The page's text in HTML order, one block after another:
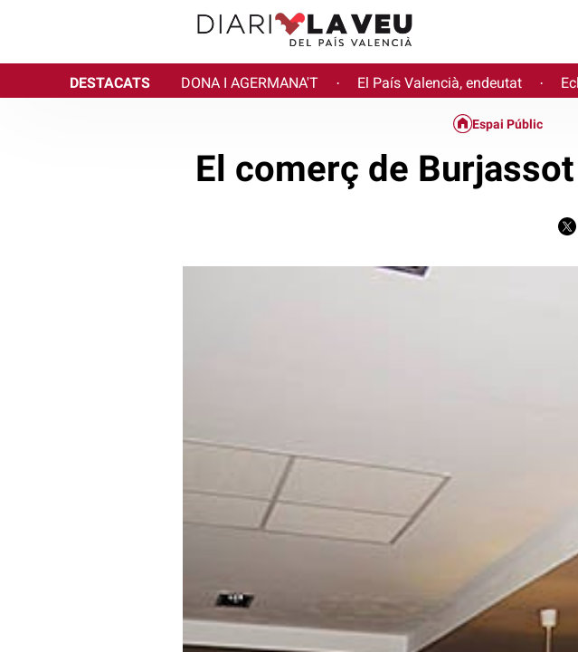
DESTACATS DONA I AGERMANA'T · El País Valencià, endeutat ·
Espai Públic
El comerç de